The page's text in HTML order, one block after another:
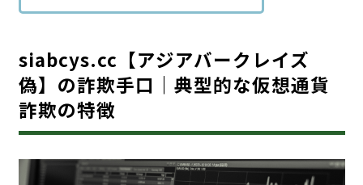
siabcys.cc【アジアバークレイズ
偽】の詐欺手口｜典型的な仮想通貨
詐欺の特徴